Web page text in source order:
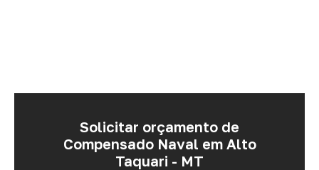
Solicitar orçamento de
Compensado Naval em Alto
Taquari - MT